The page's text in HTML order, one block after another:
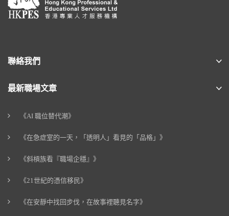
聯絡我們
最新職場文章
《AI 職位替代潮》
《在急症室的一天，「透明人」看見的「品格」》
《斜槓族看『職場企穩』》
《21世紀的憑信移民》
《在安靜中找回步伐，在故事裡聽見名字》